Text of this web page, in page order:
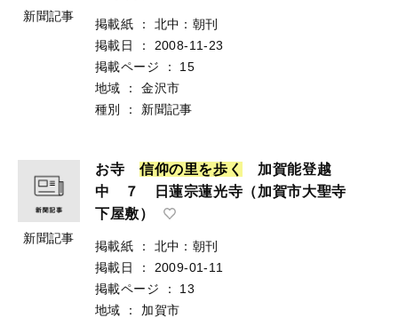
新聞記事
掲載紙 ：
北中：朝刊
掲載日
：
2008-11-23
掲載ページ
：
15
地域
：
金沢市
種別
： 新聞記事
新聞記事
お寺 信仰の里を歩 く
加賀能登越
中 ７ 日蓮宗蓮光寺（加賀市大聖寺
下屋敷）
掲載紙 ：
北中：朝刊
掲載日
：
2009-01-11
掲載ページ
：
13
地域
：
加賀市